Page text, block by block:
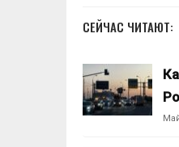
СЕЙЧАС ЧИТАЮТ: